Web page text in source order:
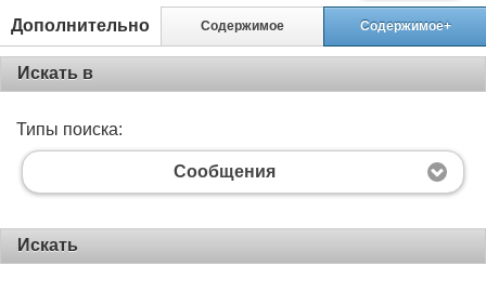
Дополнительно Содержимое Содержимое+
Искать в
Типы поиска:
Сообщения
Искать